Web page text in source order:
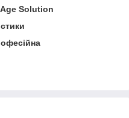
Solution